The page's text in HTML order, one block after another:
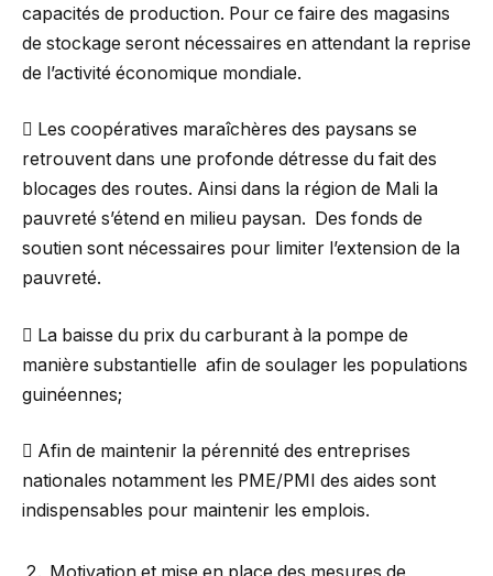
capacités de production. Pour ce faire des magasins
de stockage seront nécessaires en attendant la reprise
de l’activité économique mondiale.
 Les coopératives maraîchères des paysans se
retrouvent dans une profonde détresse du fait des
blocages des routes. Ainsi dans la région de Mali la
pauvreté s’étend en milieu paysan. Des fonds de
soutien sont nécessaires pour limiter l’extension de la
pauvreté.
 La baisse du prix du carburant à la pompe de
manière substantielle afin de soulager les populations
guinéennes;
 Afin de maintenir la pérennité des entreprises
nationales notamment les PME/PMI des aides sont
indispensables pour maintenir les emplois.